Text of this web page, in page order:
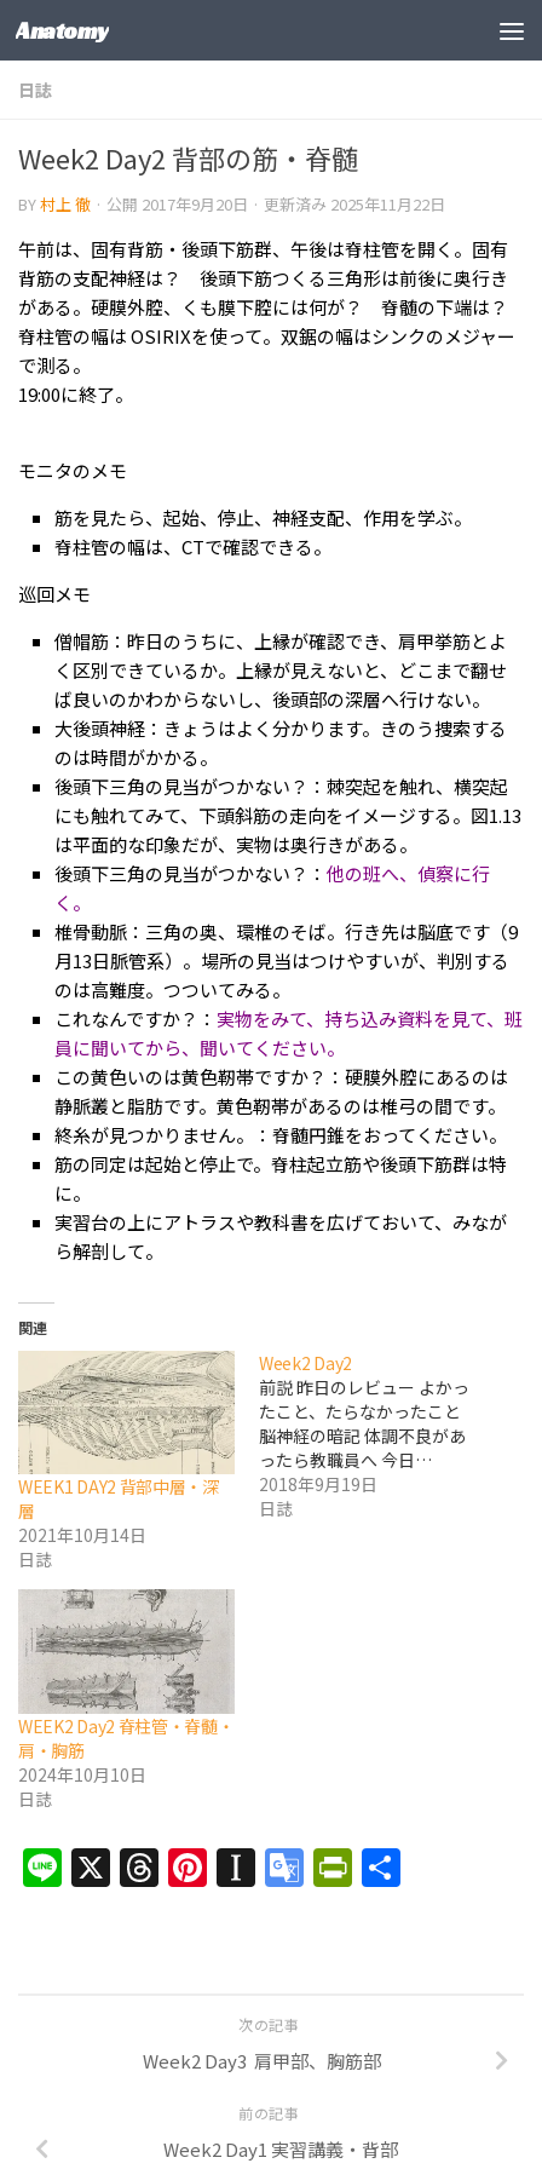
コンテンツの下
Anatomy
日誌
Week2 Day2 背部の筋・脊髄
BY村上 徹 · 公開 2017年9月20日 · 更新済み 2025年11月22日
午前は、固有背筋・後頭下筋群、午後は脊柱管を開く。固有
背筋の支配神経は？ 後頭下筋つくる三角形は前後に奥行き
がある。硬膜外腔、くも膜下腔には何が？ 脊髄の下端は？
脊柱管の幅は OSIRIXを使って。双鋸の幅はシンクのメジャー
で測る。
19:00に終了。
モニタのメモ
筋を見たら、起始、停止、神経支配、作用を学ぶ。
脊柱管の幅は、CTで確認できる。
巡回メモ
僧帽筋：昨日のうちに、上縁が確認でき、肩甲挙筋とよ
く区別できているか。上縁が見えないと、どこまで翻せ
ば良いのかわからないし、後頭部の深層へ行けない。
大後頭神経：きょうはよく分かります。きのう捜索する
のは時間がかかる。
後頭下三角の見当がつかない？：棘突起を触れ、横突起
にも触れてみて、下頭斜筋の走向をイメージする。図1.13
は平面的な印象だが、実物は奥行きがある。
後頭下三角の見当がつかない？： 他の班へ、偵察に行
く。
椎骨動脈：三角の奥、環椎のそば。行き先は脳底です（9
月13日脈管系）。場所の見当はつけやすいが、判別する
のは高難度。つついてみる。
これなんですか？： 実物をみて、持ち込み資料を見て、班
員に聞いてから、聞いてください。
この黄色いのは黄色靭帯ですか？：硬膜外腔にあるのは
静脈叢と脂肪です。黄色靭帯があるのは椎弓の間です。
終糸が見つかりません。：脊髄円錐をおってください。
筋の同定は起始と停止で。脊柱起立筋や後頭下筋群は特
に。
実習台の上にアトラスや教科書を広げておいて、みなが
ら解剖して。
関連
WEEK1 DAY2 背部中層・深
層
2021年10月14日
日誌
Week2 Day2
前説 昨日のレビュー よかっ
たこと、たらなかったこと
脳神経の暗記 体調不良があ
ったら教職員へ 今日…
2018年9月19日
日誌
WEEK2 Day2 脊柱管・脊髄・
肩・胸筋
2024年10月10日
日誌
Line
X Threads
Pinterest
Instapaper
Google
次の記事
Week2 Day3 肩甲部、胸筋部
前の記事
Week2 Day1 実習講義・背部